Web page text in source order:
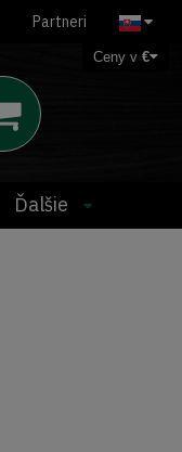
Partneri
Ceny v €
Ďalšie